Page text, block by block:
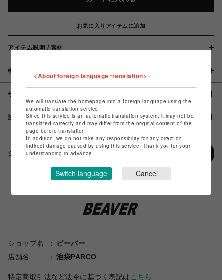
お気に入りアイテムに追加
アイテム説明 / 素材
概要
サイズ
注意事項
シェアする
ショップ名
ビーバー
店舗名
池袋PARCO
特定商取引法など法令に基づく表記は こちら
<About foreign language translation>
We will translate the homepage into a foreign language using the
automatic translation service.
Since this service is an automatic translation system, it may not be
translated correctly and may differ from the original content of the
page before translation.
In addition, we do not take any responsibility for any direct or
indirect damage caused by using this service. Thank you for your
understanding in advance.
Switch language Cancel